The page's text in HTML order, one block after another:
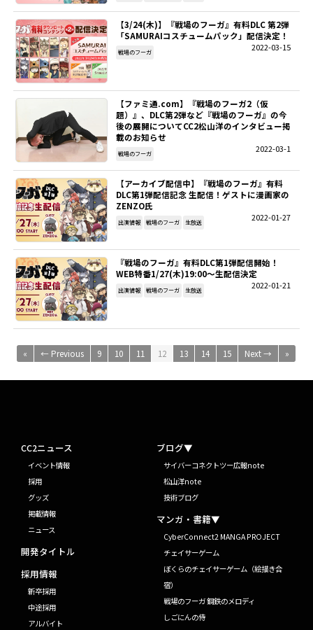
【3/24(木)】『戦場のフーガ』有料DLC 第2弾
「SAMURAIコスチュームパック」配信決定！
2022-03-15
戦場のフーガ
【ファミ通.com】『戦場のフーガ2（仮
題）』、DLC第2弾など『戦場のフーガ』の今
後の展開についてCC2松山洋のインタビュー掲
載のお知らせ
2022-03-1
戦場のフーガ
【アーカイブ配信中】『戦場のフーガ』有料
DLC第1弾配信記念 生配信！ゲストに漫画家の
ZENZO氏
2022-01-27
出演情報 戦場のフーガ 生放送
『戦場のフーガ』有料DLC第1弾配信開始！
WEB特番1/27(木)19:00～生配信決定
2022-01-21
出演情報 戦場のフーガ 生放送
« ← Previous 9 10 11 12 13 14 15 Next → »
CC2ニュース
イベント情報
採用
グッズ
掲載情報
ニュース
開発タイトル
採用情報
新卒採用
中途採用
アルバイト
ブログ▼
サイバーコネクトツー広報note
松山洋note
技術ブログ
マンガ・書籍▼
CyberConnect2 MANGA PROJECT
チェイサーゲーム
ぼくらのチェイサーゲーム（絵描き合
宿）
戦場のフーガ 鋼鉄のメロディ
しごにんの侍